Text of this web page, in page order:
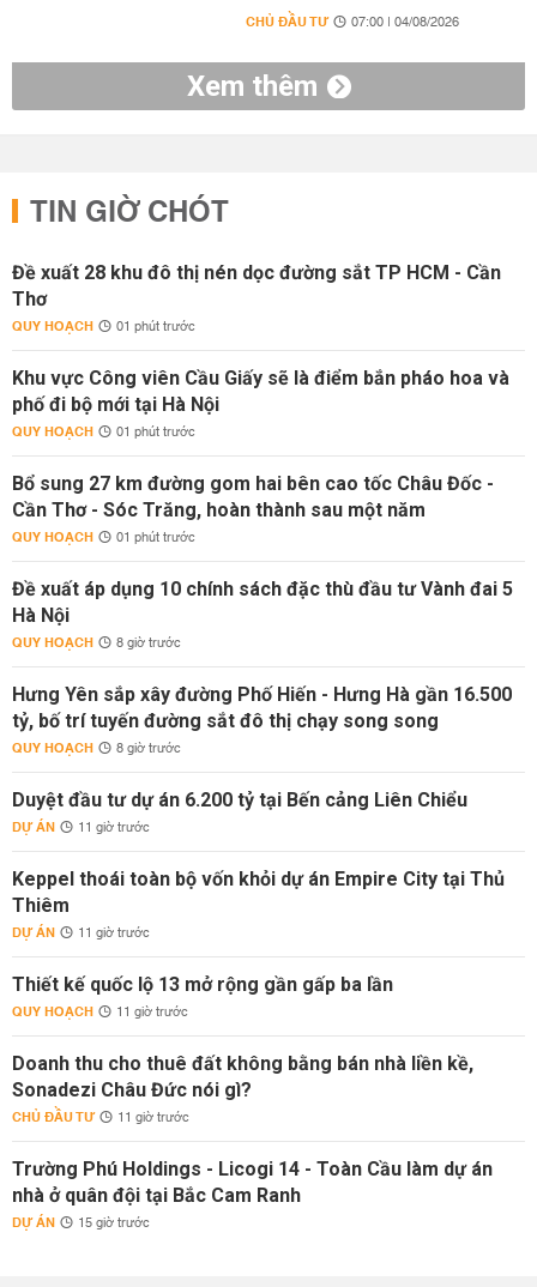
CHỦ ĐẦU TƯ 07:00 | 04/08/2026
Xem thêm
TIN GIỜ CHÓT
Đề xuất 28 khu đô thị nén dọc đường sắt TP HCM - Cần
Thơ
QUY HOẠCH 01 phút trước
Khu vực Công viên Cầu Giấy sẽ là điểm bắn pháo hoa và
phố đi bộ mới tại Hà Nội
QUY HOẠCH 01 phút trước
Bổ sung 27 km đường gom hai bên cao tốc Châu Đốc -
Cần Thơ - Sóc Trăng, hoàn thành sau một năm
QUY HOẠCH 01 phút trước
Đề xuất áp dụng 10 chính sách đặc thù đầu tư Vành đai 5
Hà Nội
QUY HOẠCH 8 giờ trước
Hưng Yên sắp xây đường Phố Hiến - Hưng Hà gần 16.500
tỷ, bố trí tuyến đường sắt đô thị chạy song song
QUY HOẠCH 8 giờ trước
Duyệt đầu tư dự án 6.200 tỷ tại Bến cảng Liên Chiểu
DỰ ÁN 11 giờ trước
Keppel thoái toàn bộ vốn khỏi dự án Empire City tại Thủ
Thiêm
DỰ ÁN 11 giờ trước
Thiết kế quốc lộ 13 mở rộng gần gấp ba lần
QUY HOẠCH 11 giờ trước
Doanh thu cho thuê đất không bằng bán nhà liền kề,
Sonadezi Châu Đức nói gì?
CHỦ ĐẦU TƯ 11 giờ trước
Trường Phú Holdings - Licogi 14 - Toàn Cầu làm dự án
nhà ở quân đội tại Bắc Cam Ranh
DỰ ÁN 15 giờ trước